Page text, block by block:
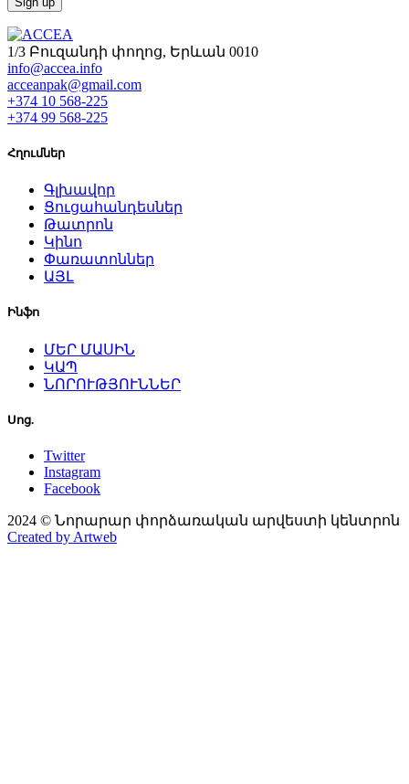
1/3 Բուզանդի փողոց, Երևան 0010
info@accea.info
acceanpak@gmail.com
+374 10 568-225
+374 99 568-225
Հղումներ
Գլխավոր
Ցուցահանդեսներ
Թատրոն
Կինո
Փառատոններ
ԱՅԼ
Ինֆո
ՄԵՐ ՄԱՍԻՆ
ԿԱՊ
ՆՈՐՈՒԹՅՈՒՆՆԵՐ
Սոց.
Twitter
Instagram
Facebook
2024 © Նորարար փորձառական արվեստի կենտրոն
Created by Artweb